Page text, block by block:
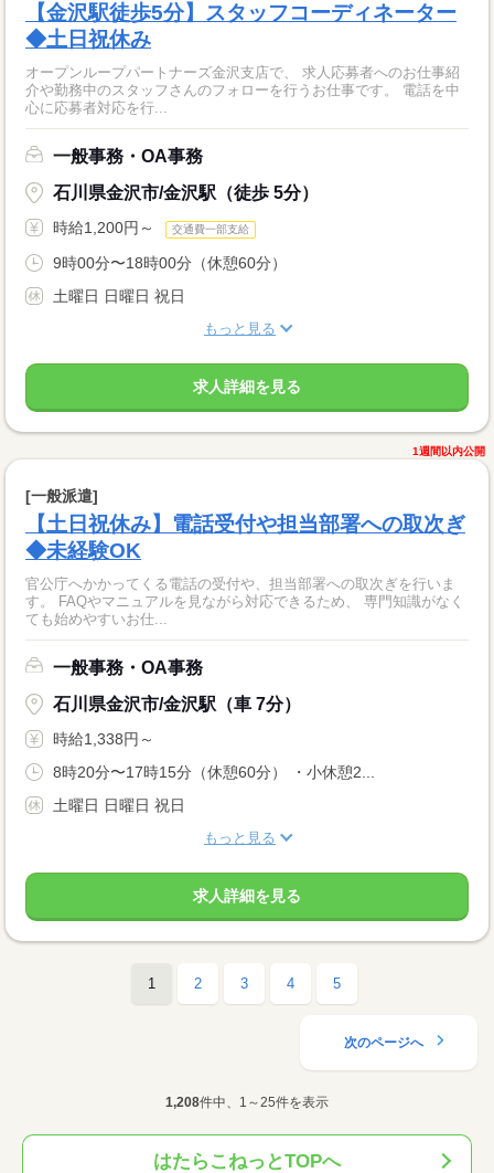
【金沢駅徒歩5分】スタッフコーディネーター
◆土日祝休み
オープンループパートナーズ金沢支店で、 求人応募者へのお仕事紹
介や勤務中のスタッフさんのフォローを行うお仕事です。 電話を中
心に応募者対応を行...
一般事務・OA事務
石川県金沢市/金沢駅（徒歩 5分）
時給1,200円～ 交通費一部支給
9時00分〜18時00分（休憩60分）
土曜日 日曜日 祝日
もっと見る
求人詳細を見る
1週間以内公開
[一般派遣]
【土日祝休み】電話受付や担当部署への取次ぎ
◆未経験OK
官公庁へかかってくる電話の受付や、担当部署への取次ぎを行いま
す。 FAQやマニュアルを見ながら対応できるため、 専門知識がなく
ても始めやすいお仕...
一般事務・OA事務
石川県金沢市/金沢駅（車 7分）
時給1,338円～
8時20分〜17時15分（休憩60分） ・小休憩2...
土曜日 日曜日 祝日
もっと見る
求人詳細を見る
1 2 3 4 5
次のページへ
1,208件中、1～25件を表示
はたらこねっとTOPへ